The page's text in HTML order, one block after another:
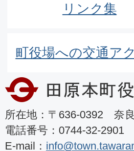
リンク集
町役場への交通ア
所在地：〒636-0392 奈
電話番号：0744-32-
E-mail：